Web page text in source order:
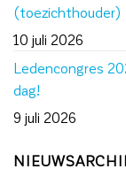
(toezichthouder)
10 juli 2026
Ledencongres
dag!
9 juli 2026